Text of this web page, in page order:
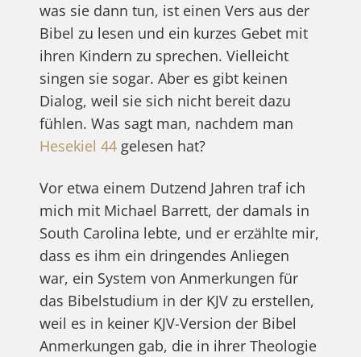
was sie dann tun, ist einen Vers aus der
Bibel zu lesen und ein kurzes Gebet mit
ihren Kindern zu sprechen. Vielleicht
singen sie sogar. Aber es gibt keinen
Dialog, weil sie sich nicht bereit dazu
fühlen. Was sagt man, nachdem man
Hesekiel 44gelesen hat?
Vor etwa einem Dutzend Jahren traf ich
mich mit Michael Barrett, der damals in
South Carolina lebte, und er erzählte mir,
dass es ihm ein dringendes Anliegen
war, ein System von Anmerkungen für
das Bibelstudium in der KJV zu erstellen,
weil es in keiner KJV-Version der Bibel
Anmerkungen gab, die in ihrer Theologie